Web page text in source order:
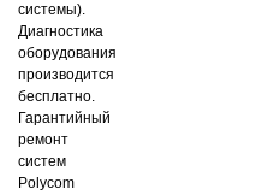
системы).
Диагностика
оборудования
производится
бесплатно.
Гарантийный
ремонт
систем
Polycom